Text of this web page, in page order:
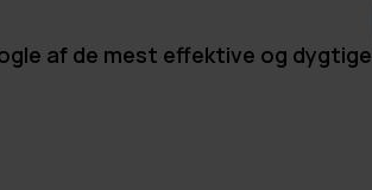
af de mest effektive og dygtige